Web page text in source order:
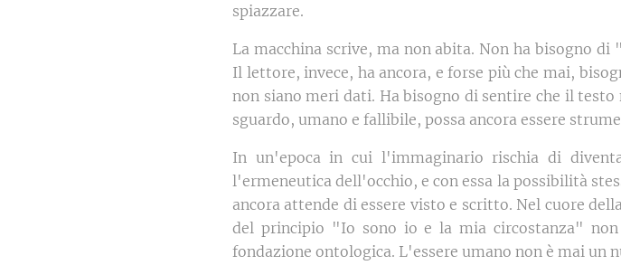
spiazzare.
La macchina scrive, ma non abita. Non ha bisogno
Il lettore, invece, ha ancora, e forse più che mai,
non siano meri dati. Ha bisogno di sentire che il
sguardo, umano e fallibile, possa ancora essere
In un'epoca in cui l'immaginario rischia di
l'ermeneutica dell'occhio, e con essa la possibilità
ancora attende di essere visto e scritto. Nel cuore
del principio "Io sono io e la mia circostanza"
fondazione ontologica. L'essere umano non è mai un